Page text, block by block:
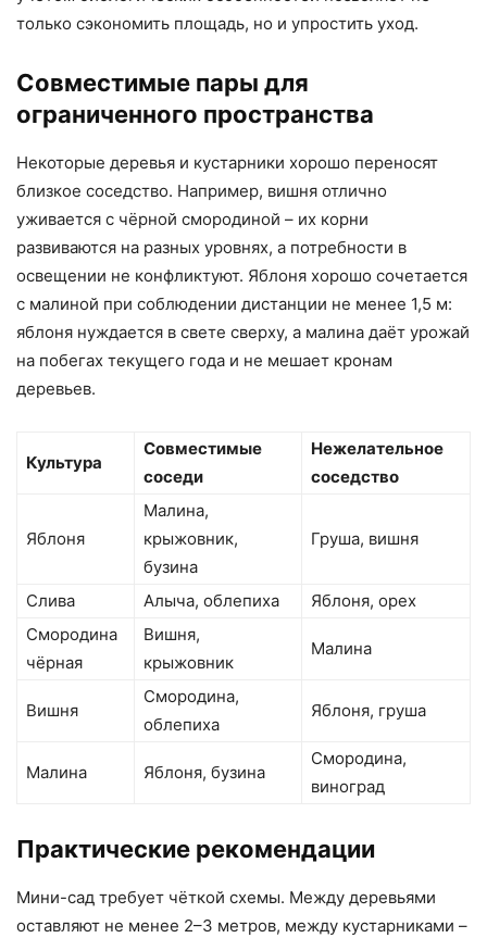
только сэкономить площадь, но и упростить уход.
Совместимые пары для
ограниченного пространства
Некоторые деревья и кустарники хорошо переносят
близкое соседство. Например, вишня отлично
уживается с чёрной смородиной – их корни
развиваются на разных уровнях, а потребности в
освещении не конфликтуют. Яблоня хорошо сочетается
с малиной при соблюдении дистанции не менее 1,5 м:
яблоня нуждается в свете сверху, а малина даёт урожай
на побегах текущего года и не мешает кронам
деревьев.
Культура
Совместимые
соседи
Нежелательное
соседство
Яблоня
Малина,
крыжовник,
бузина
Груша, вишня
Слива Алыча, облепиха
Яблоня, орех
Смородина
чёрная
Вишня,
крыжовник
Малина
Вишня
Смородина,
облепиха
Яблоня, груша
Малина Яблоня, бузина
Смородина,
виноград
Практические рекомендации
Мини-сад требует чёткой схемы. Между деревьями
оставляют не менее 2–3 метров, между кустарниками –